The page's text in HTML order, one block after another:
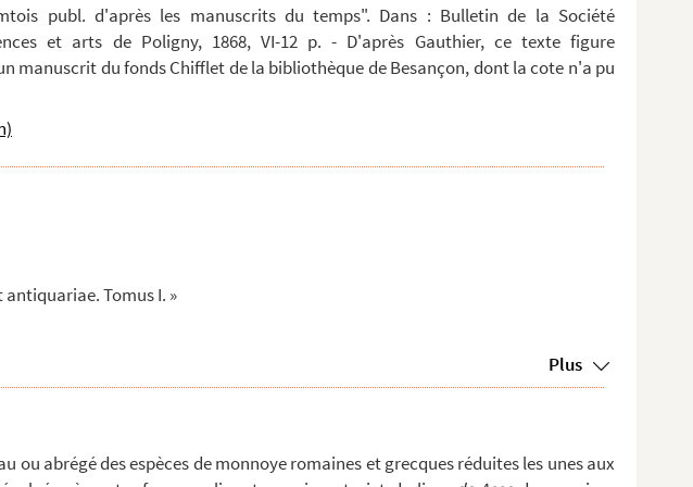
de J...
et év...
Bourgongne, recueil...
» (15...
par Jules Chif...
sur la ...
l'intervalle de...
neutralité de cett...
Delesmes, depuis ...
Jean Boyvin, ...
publ. d'après les manuscrits du temps". Dans : Bulletin de la Société
et arts de Poligny, 1868, VI-12 p. - D'après Gauthier, ce texte figure
manuscrit du fonds Chifflet de la bibliothèque de Besançon, dont la cote n'a pu
antiquariae. Tomus I. »
Plus
ou abrégé des espèces de monnoye romaines et grecques réduites les unes aux